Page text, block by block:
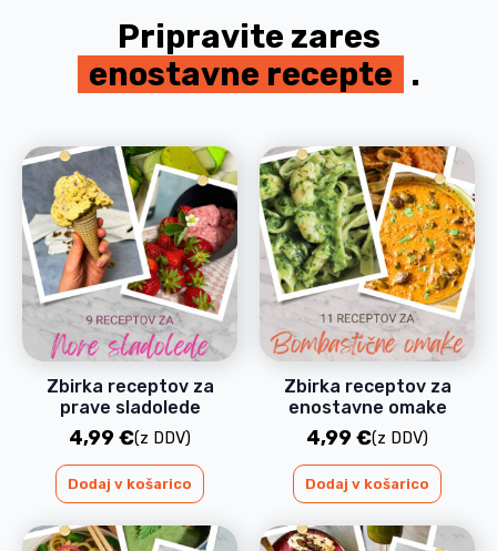
Pripravite zares
okusne recepte
Zbirka receptov za
prave sladolede
4,99€(z DDV)
Dodaj v košarico
Zbirka receptov za
enostavne omake
4,99€(z DDV)
Dodaj v košarico